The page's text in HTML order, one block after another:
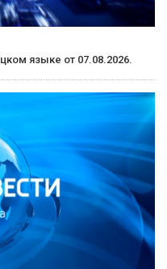
языке от 07.08.2026.